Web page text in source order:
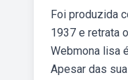
Foi produzida
1937 e retrata
Webmona lisa
Apesar das